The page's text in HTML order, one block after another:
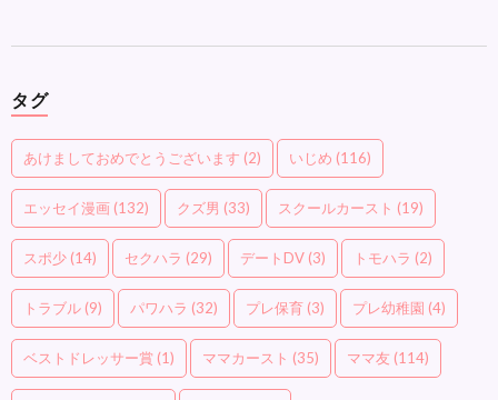
タグ
あけましておめでとうございます (2) いじめ (116)
エッセイ漫画 (132) クズ男 (33) スクールカースト (19)
スポ少 (14) セクハラ (29) デートDV (3) トモハラ (2)
トラブル (9) パワハラ (32) プレ保育 (3) プレ幼稚園 (4)
ベストドレッサー賞 (1) ママカースト (35) ママ友 (114)